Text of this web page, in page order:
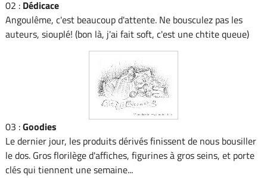
02 : Dédicace
Angoulême, c'est beaucoup d'attente. Ne bousculez pas les
auteurs, siouplé! (bon là, j'ai fait soft, c'est une chtite queue)
03 :Goodies
Le dernier jour, les produits dérivés finissent de nous bousiller
le dos. Gros florilège d'affiches, figurines à gros seins, et porte
clés qui tiennent une semaine...